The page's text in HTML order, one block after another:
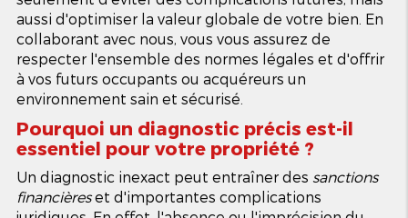
aussi d'optimiser la valeur globale de votre bien. En
collaborant avec nous, vous vous assurez de
respecter l'ensemble des normes légales et d'offrir
à vos futurs occupants ou acquéreurs un
environnement sain et sécurisé.
Pourquoi un diagnostic précis est-il
essentiel pour votre propriété ?
Un diagnostic inexact peut entraîner des sanctions
financièreset d'importantes complications